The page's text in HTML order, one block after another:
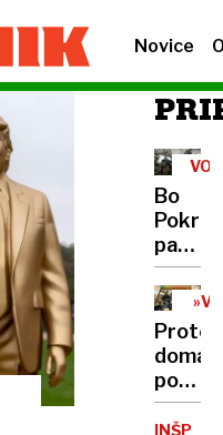
Novice
Bo
padel?
Osem
ruskih
na
enega
po
v